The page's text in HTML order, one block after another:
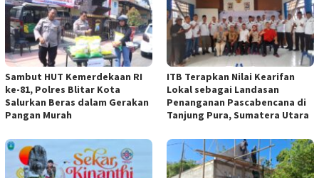
Sambut HUT Kemerdekaan RI
ke-81, Polres Blitar Kota
Salurkan Beras dalam Gerakan
Pangan Murah
ITB Terapkan Nilai Kearifan
Lokal sebagai Landasan
Penanganan Pascabencana di
Tanjung Pura, Sumatera Utara